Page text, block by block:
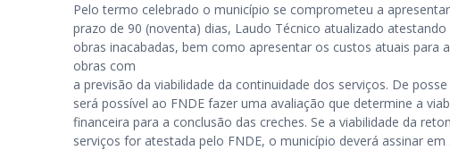
Pelo termo celebrado o município se comprometeu a
prazo de 90 (noventa) dias, Laudo Técnico atualizado
obras inacabadas, bem como apresentar os custos atuais para
obras com
a previsão da viabilidade da continuidade dos serviços. De
será possível ao FNDE fazer uma avaliação que determine a
financeira para a conclusão das creches. Se a viabilidade da
serviços for atestada pelo FNDE, o município deverá assinar